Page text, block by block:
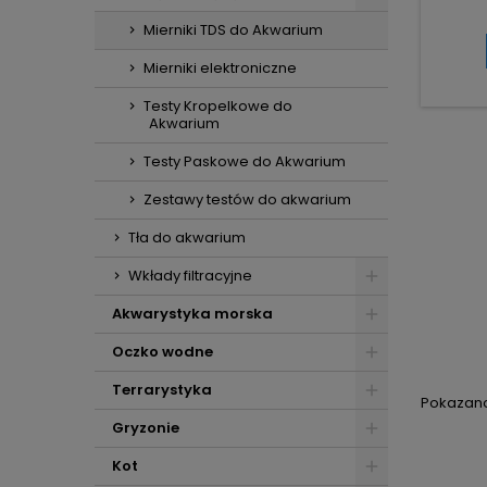
Mierniki TDS do Akwarium
Mierniki elektroniczne
Testy Kropelkowe do
Akwarium
Testy Paskowe do Akwarium
Zestawy testów do akwarium
Tła do akwarium
Wkłady filtracyjne
Akwarystyka morska
Oczko wodne
Terrarystyka
Gryzonie
Kot